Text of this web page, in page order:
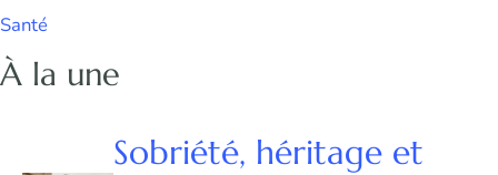
Santé
À la une
Sobriété, héritage et